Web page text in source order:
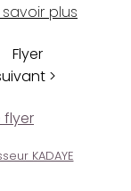
savoir plus
Flyer
>
KADAYE